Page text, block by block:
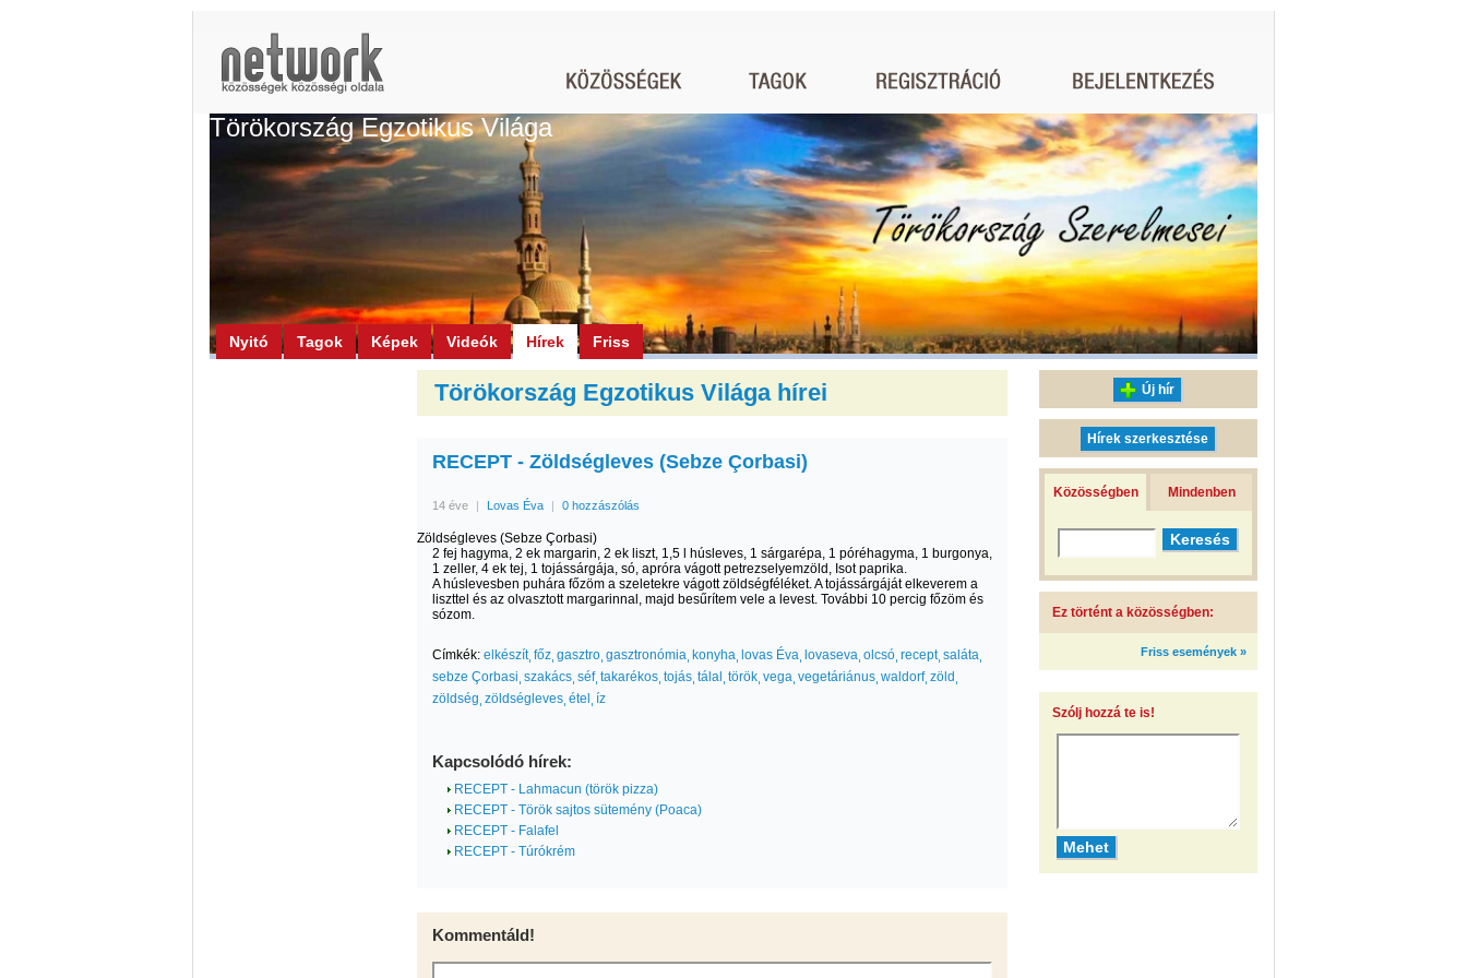
Törökország Egzotikus Világa
Nyitó Tagok Képek Videók Hírek Friss
Törökország Egzotikus Világa hírei
RECEPT - Zöldségleves (Sebze Çorbasi)
14 éve | Lovas Éva | 0 hozzászólás
Zöldségleves (Sebze Çorbasi)
2 fej hagyma, 2 ek margarin, 2 ek liszt, 1,5 l húsleves, 1 sárgarépa, 1 póréhagyma, 1 burgonya,
1 zeller, 4 ek tej, 1 tojássárgája, só, apróra vágott petrezselyemzöld, Isot paprika.
A húslevesben puhára főzöm a szeletekre vágott zöldségféléket. A tojássárgáját elkeverem a
liszttel és az olvasztott margarinnal, majd besűrítem vele a levest. További 10 percig főzöm és
sózom.
Címkék: elkészít főz gasztro gasztronómia konyha lovas Éva lovaseva olcsó recept saláta
sebze Çorbasi szakács séf takarékos tojás tálal török vega vegetáriánus waldorf zöld
zöldség zöldségleves étel íz
Kapcsolódó hírek:
RECEPT - Lahmacun (török pizza)
RECEPT - Török sajtos sütemény (Poaca)
RECEPT - Falafel
RECEPT - Túrókrém
Kommentáld!
Új hír
Hírek szerkesztése
Közösségben Mindenben
Ez történt a közösségben:
Friss események »
Szólj hozzá te is!